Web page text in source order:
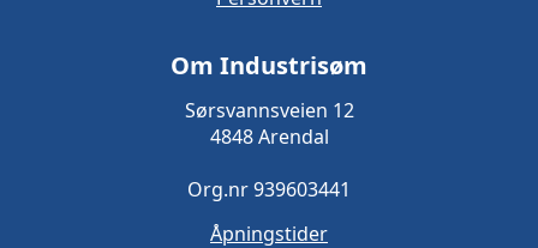
Om Industrisøm
Sørsvannsveien 12
4848 Arendal
Org.nr 939603441
Åpningstider